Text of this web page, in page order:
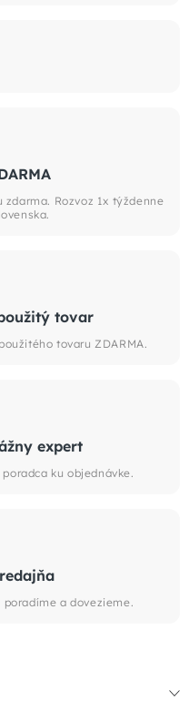
Rozvoz 1x týždenne
tovar
tovaru ZDARMA.
expert
ku objednávke.
a dovezieme.